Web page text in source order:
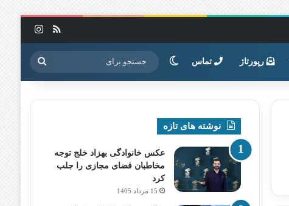
خوراک
رپورتاژ تماس تغییر پوسته جستجو
برای
نوشته های تازه
عکس خانوادگی بهزاد خلج توجه
مخاطبان فضای مجازی را جلب
کرد
15 مرداد 1405